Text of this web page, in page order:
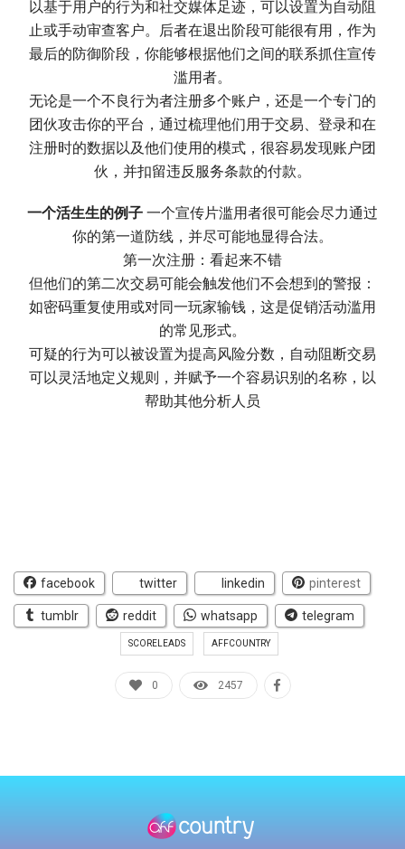
以基于用户的行为和社交媒体足迹，可以设置为自动阻
止或手动审查客户。后者在退出阶段可能很有用，作为
最后的防御阶段，你能够根据他们之间的联系抓住宣传
滥用者。
无论是一个不良行为者注册多个账户，还是一个专门的
团伙攻击你的平台，通过梳理他们用于交易、登录和在
注册时的数据以及他们使用的模式，很容易发现账户团
伙，并扣留违反服务条款的付款。
一个活生生的例子 一个宣传片滥用者很可能会尽力通过
你的第一道防线，并尽可能地显得合法。
第一次注册：看起来不错
但他们的第二次交易可能会触发他们不会想到的警报：
如密码重复使用或对同一玩家输钱，这是促销活动滥用
的常见形式。
可疑的行为可以被设置为提高风险分数，自动阻断交易
可以灵活地定义规则，并赋予一个容易识别的名称，以
帮助其他分析人员
facebook twitter linkedin pinterest
tumblr reddit whatsapp telegram
SCORELEADS AFFCOUNTRY
0 2457